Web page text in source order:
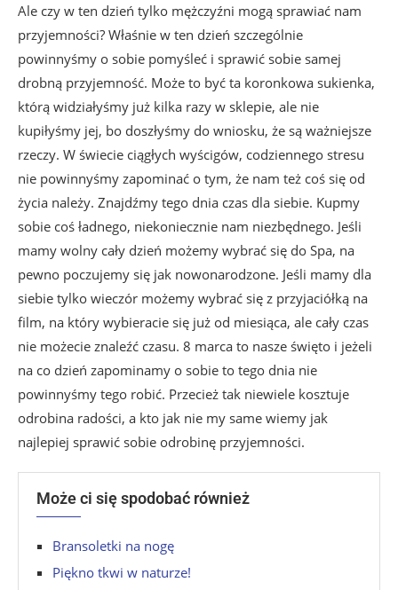
Ale czy w ten dzień tylko mężczyźni mogą sprawiać nam
przyjemności? Właśnie w ten dzień szczególnie
powinnyśmy o sobie pomyśleć i sprawić sobie samej
drobną przyjemność. Może to być ta koronkowa sukienka,
którą widziałyśmy już kilka razy w sklepie, ale nie
kupiłyśmy jej, bo doszłyśmy do wniosku, że są ważniejsze
rzeczy. W świecie ciągłych wyścigów, codziennego stresu
nie powinnyśmy zapominać o tym, że nam też coś się od
życia należy. Znajdźmy tego dnia czas dla siebie. Kupmy
sobie coś ładnego, niekoniecznie nam niezbędnego. Jeśli
mamy wolny cały dzień możemy wybrać się do Spa, na
pewno poczujemy się jak nowonarodzone. Jeśli mamy dla
siebie tylko wieczór możemy wybrać się z przyjaciółką na
film, na który wybieracie się już od miesiąca, ale cały czas
nie możecie znaleźć czasu. 8 marca to nasze święto i jeżeli
na co dzień zapominamy o sobie to tego dnia nie
powinnyśmy tego robić. Przecież tak niewiele kosztuje
odrobina radości, a kto jak nie my same wiemy jak
najlepiej sprawić sobie odrobinę przyjemności.
Może ci się spodobać również
Bransoletki na nogę
Piękno tkwi w naturze!